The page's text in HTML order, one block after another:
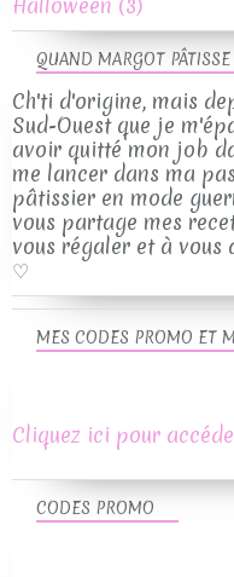
QUAND MARGOT PÂTISSE
Ch'ti d'origine, mais
Sud-Ouest que je
avoir quitté mon job
me lancer dans ma
pâtissier en mode
vous partage mes
vous régaler et à vous
♡
Halloween (3)
CODES PROMO
MES CODES PROMO ET
Cliquez ici pour